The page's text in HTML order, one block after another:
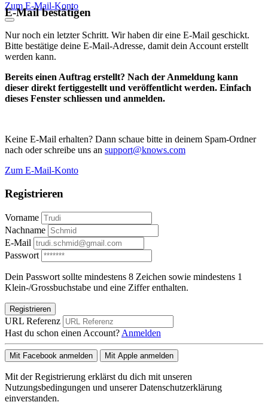
Zum E-Mail-Konto
E-Mail bestätigen
Nur noch ein letzter Schritt. Wir haben dir eine E-Mail geschickt.
Bitte bestätige deine E-Mail-Adresse, damit dein Account erstellt
werden kann.
Bereits einen Auftrag erstellt? Nach der Anmeldung kann
dieser direkt fertiggestellt und veröffentlicht werden. Einfach
dieses Fenster schliessen und anmelden.
Keine E-Mail erhalten? Dann schaue bitte in deinem Spam-Ordner
nach oder schreibe uns an support@knows.com
Zum E-Mail-Konto
Registrieren
Vorname
Nachname
E-Mail
Passwort
Dein Passwort sollte mindestens 8 Zeichen sowie mindestens 1
Klein-/Grossbuchstabe und eine Ziffer enthalten.
Registrieren
URL Referenz
Hast du schon einen Account? Anmelden
Mit Facebook anmelden Mit Apple anmelden
Mit der Registrierung erklärst du dich mit unseren
Nutzungsbedingungen und unserer Datenschutzerklärung
einverstanden.